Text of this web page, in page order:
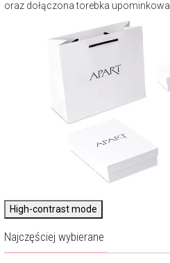
oraz dołączona torebka upominkowa.
High-contrast mode
Najczęściej wybierane